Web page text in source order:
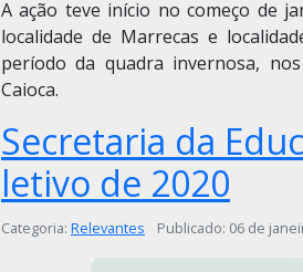
A ação teve início no começo de
localidade de Marrecas e
período da quadra invernosa,
Caioca.
Secretaria da
letivo de 2020
Detalhes
Categoria: Relevantes Publicado: 06 de